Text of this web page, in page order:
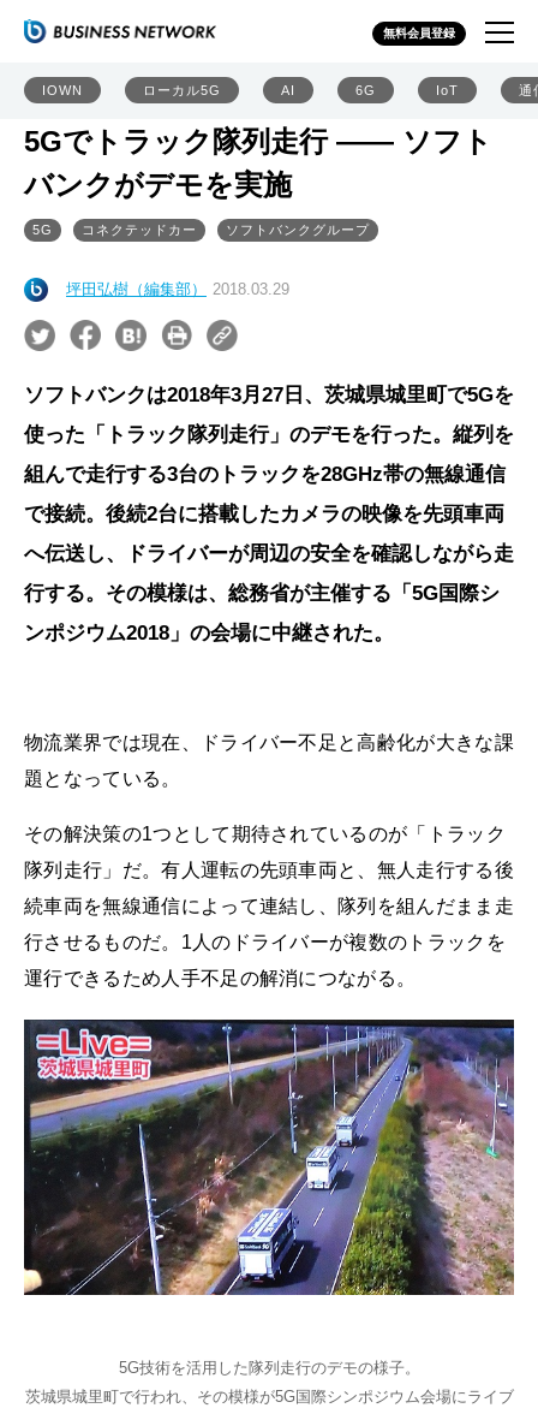
無料会員登録
IOWN ローカル5G AI 6G IoT 通
5Gでトラック隊列走行 ―― ソフト
バンクがデモを実施
5G コネクテッドカー ソフトバンクグループ
坪田弘樹（編集部） 2018.03.29
ソフトバンクは2018年3月27日、茨城県城里町で5Gを
使った「トラック隊列走行」のデモを行った。縦列を
組んで走行する3台のトラックを28GHz帯の無線通信
で接続。後続2台に搭載したカメラの映像を先頭車両
へ伝送し、ドライバーが周辺の安全を確認しながら走
行する。その模様は、総務省が主催する「5G国際シ
ンポジウム2018」の会場に中継された。
物流業界では現在、ドライバー不足と高齢化が大きな課
題となっている。
その解決策の1つとして期待されているのが「トラック
隊列走行」だ。有人運転の先頭車両と、無人走行する後
続車両を無線通信によって連結し、隊列を組んだまま走
行させるものだ。1人のドライバーが複数のトラックを
運行できるため人手不足の解消につながる。
5G技術を活用した隊列走行のデモの様子。
茨城県城里町で行われ、その模様が5G国際シンポジウム会場にライブ